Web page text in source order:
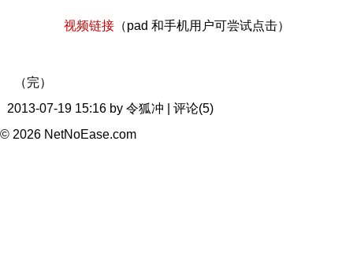
视频链接（pad 和手机用户可尝试点击）
（完）
2013-07-19 15:16 by 令狐冲 | 评论(5)
© 2026 NetNoEase.com